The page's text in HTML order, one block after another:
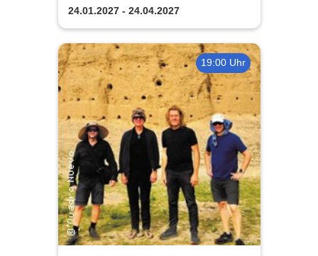
Grossmeister der Balance
24.01.2027 - 24.04.2027
19:00 Uhr